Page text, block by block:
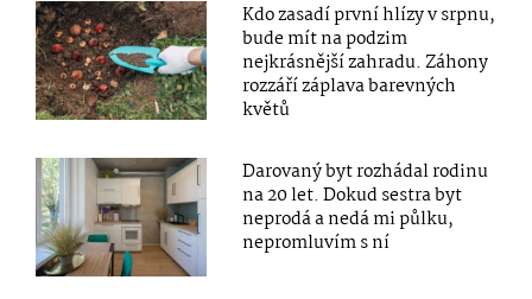
Kdo zasadí první hlízy v srpnu,
bude mít na podzim
nejkrásnější zahradu. Záhony
rozzáří záplava barevných
květů
Darovaný byt rozhádal rodinu
na 20 let. Dokud sestra byt
neprodá a nedá mi půlku,
nepromluvím s ní